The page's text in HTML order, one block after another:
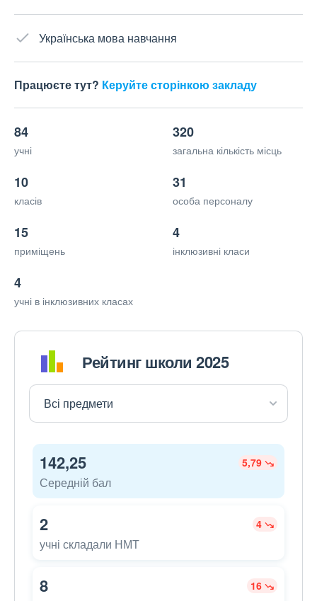
Українська мова навчання
Працюєте тут? Керуйте сторінкою закладу
84
учні
320
загальна кількість місць
10
класів
31
особа персоналу
15
приміщень
4
інклюзивні класи
4
учні в інклюзивних класах
Рейтинг школи 2025
142,25 5,79
Середній бал
2 4
учні складали НМТ
8 16